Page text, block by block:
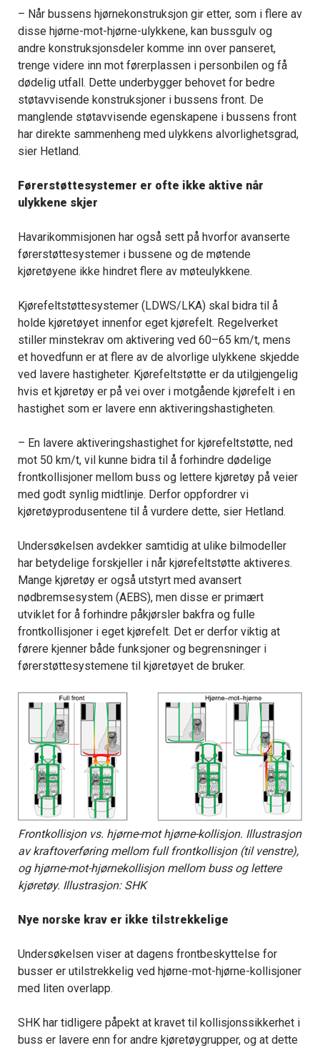
– Når bussens hjørnekonstruksjon gir etter, som i flere av
disse hjørne-mot-hjørne-ulykkene, kan bussgulv og
andre konstruksjonsdeler komme inn over panseret,
trenge videre inn mot førerplassen i personbilen og få
dødelig utfall. Dette underbygger behovet for bedre
støtavvisende konstruksjoner i bussens front. De
manglende støtavvisende egenskapene i bussens front
har direkte sammenheng med ulykkens alvorlighetsgrad,
sier Hetland.
Førerstøttesystemer er ofte ikke aktive når
ulykkene skjer
Havarikommisjonen har også sett på hvorfor avanserte
førerstøttesystemer i bussene og de møtende
kjøretøyene ikke hindret flere av møteulykkene.
Kjørefeltstøttesystemer (LDWS/LKA) skal bidra til å
holde kjøretøyet innenfor eget kjørefelt. Regelverket
stiller minstekrav om aktivering ved 60–65 km/t, mens
et hovedfunn er at flere av de alvorlige ulykkene skjedde
ved lavere hastigheter. Kjørefeltstøtte er da utilgjengelig
hvis et kjøretøy er på vei over i motgående kjørefelt i en
hastighet som er lavere enn aktiveringshastigheten.
– En lavere aktiveringshastighet for kjørefeltstøtte, ned
mot 50 km/t, vil kunne bidra til å forhindre dødelige
frontkollisjoner mellom buss og lettere kjøretøy på veier
med godt synlig midtlinje. Derfor oppfordrer vi
kjøretøyprodusentene til å vurdere dette, sier Hetland.
Undersøkelsen avdekker samtidig at ulike bilmodeller
har betydelige forskjeller i når kjørefeltstøtte aktiveres.
Mange kjøretøy er også utstyrt med avansert
nødbremsesystem (AEBS), men disse er primært
utviklet for å forhindre påkjørsler bakfra og fulle
frontkollisjoner i eget kjørefelt. Det er derfor viktig at
førere kjenner både funksjoner og begrensninger i
førerstøttesystemene til kjøretøyet de bruker.
Frontkollisjon vs. hjørne-mot hjørne-kollisjon. Illustrasjon
av kraftoverføring mellom full frontkollisjon (til venstre),
og hjørne-mot-hjørnekollisjon mellom buss og lettere
kjøretøy. Illustrasjon: SHK
Nye norske krav er ikke tilstrekkelige
Undersøkelsen viser at dagens frontbeskyttelse for
busser er utilstrekkelig ved hjørne-mot-hjørne-kollisjoner
med liten overlapp.
SHK har tidligere påpekt at kravet til kollisjonssikkerhet i
buss er lavere enn for andre kjøretøygrupper, og at dette